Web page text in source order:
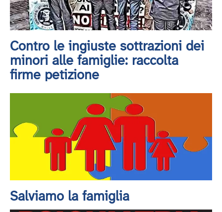
Contro le ingiuste sottrazioni dei
minori alle famiglie: raccolta
firme petizione
Salviamo la famiglia